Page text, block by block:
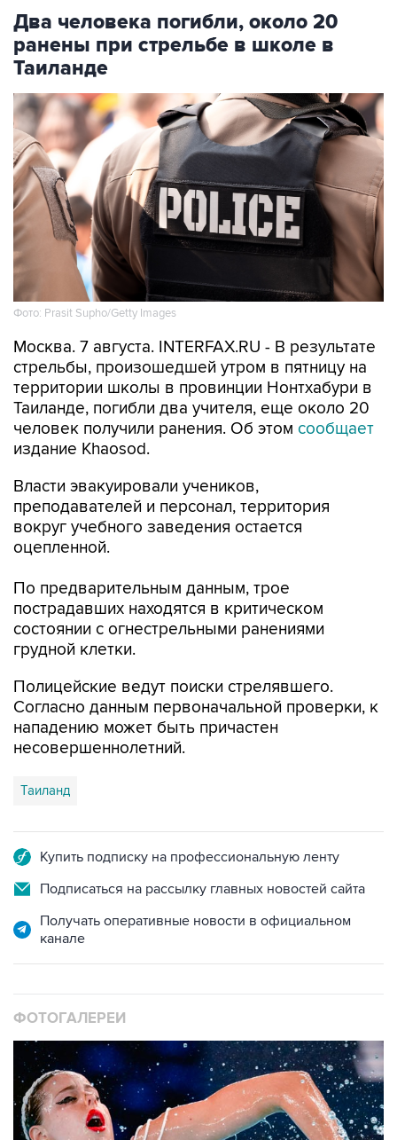
Два человека погибли, около 20
ранены при стрельбе в школе в
Таиланде
Фото: Prasit Supho/Getty Images
Москва. 7 августа. INTERFAX.RU - В результате
стрельбы, произошедшей утром в пятницу на
территории школы в провинции Нонтхабури в
Таиланде, погибли два учителя, еще около 20
человек получили ранения. Об этом сообщает
издание Khaosod.
Власти эвакуировали учеников,
преподавателей и персонал, территория
вокруг учебного заведения остается
оцепленной.
По предварительным данным, трое
пострадавших находятся в критическом
состоянии с огнестрельными ранениями
грудной клетки.
Полицейские ведут поиски стрелявшего.
Согласно данным первоначальной проверки, к
нападению может быть причастен
несовершеннолетний.
Таиланд
Купить подписку на профессиональную ленту
Подписаться на рассылку главных новостей сайта
Получать оперативные новости в официальном
канале
ФОТОГАЛЕРЕИ